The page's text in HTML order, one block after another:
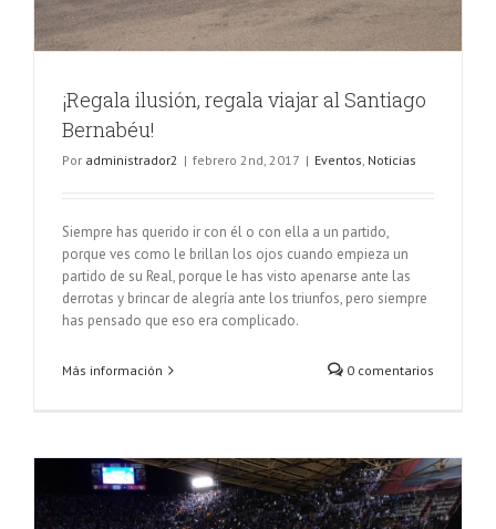
¡Regala ilusión, regala viajar al Santiago
Bernabéu!
Por administrador2 | febrero 2nd, 2017 | Eventos Noticias
Siempre has querido ir con él o con ella a un partido,
porque ves como le brillan los ojos cuando empieza un
partido de su Real, porque le has visto apenarse ante las
derrotas y brincar de alegría ante los triunfos, pero siempre
has pensado que eso era complicado.
Más información 0 comentarios